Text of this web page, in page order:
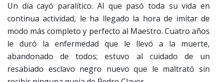
Un día cayó paralítico. Al que pasó toda su vida en
continua actividad, le ha llegado la hora de imitar de
modo más completo y perfecto al Maestro. Cuatro años
le duró la enfermedad que le llevó a la muerte,
abandonado de todos; estuvo al cuidado de un
resabiado esclavo negro nuevo que le maltrató sin